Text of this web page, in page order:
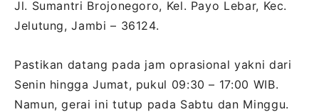
Jl. Sumantri Brojonegoro, Kel. Payo Lebar, Kec.
Jelutung, Jambi – 36124.
Pastikan datang pada jam oprasional yakni dari
Senin hingga Jumat, pukul 09:30 – 17:00 WIB.
Namun, gerai ini tutup pada Sabtu dan Minggu.